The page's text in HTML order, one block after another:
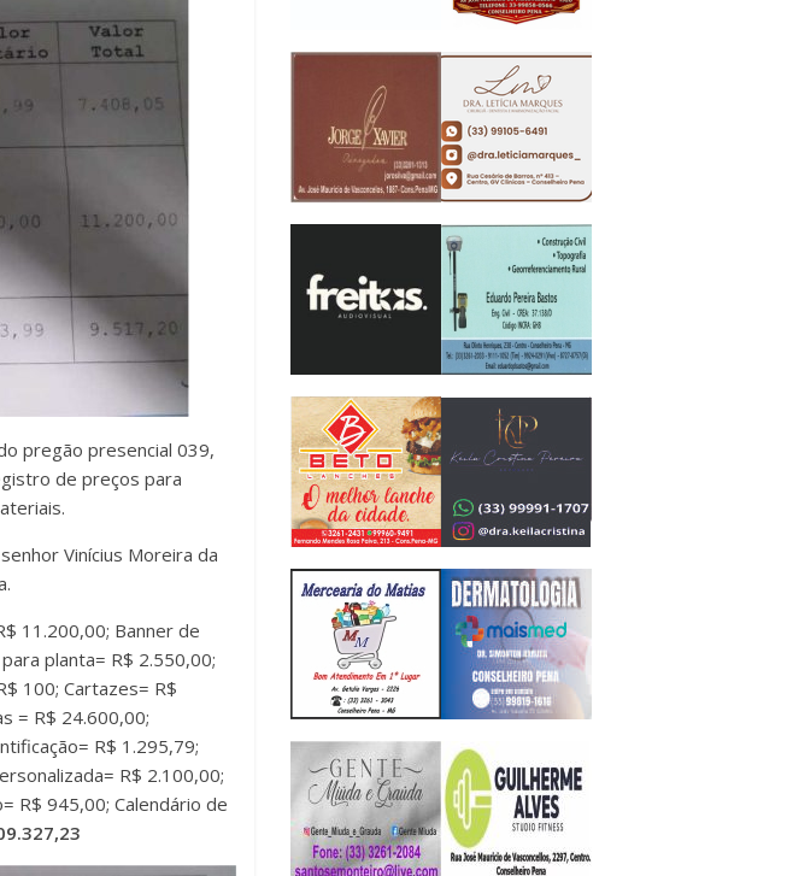
pregão presencial 039,
de preços para
Vinícius Moreira da
11.200,00; Banner de
planta= R$ 2.550,00;
100; Cartazes= R$
= R$ 24.600,00;
R$ 1.295,79;
R$ 2.100,00;
R$ 945,00; Calendário de